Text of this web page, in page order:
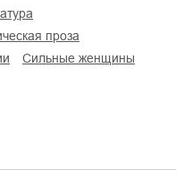
проза
сильные женщины